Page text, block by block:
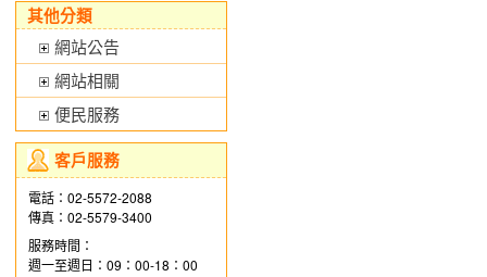
其他分類
網站公告
網站相關
便民服務
客戶服務
電話：02-5572-2088
傳真：02-5579-3400
服務時間：
週一至週日：09：00-18：00